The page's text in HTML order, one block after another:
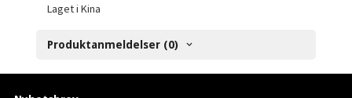
Laget i Kina
Produktanmeldelser (0)